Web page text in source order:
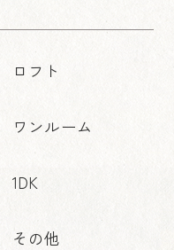
ロフト
ワンルーム
1DK
その他